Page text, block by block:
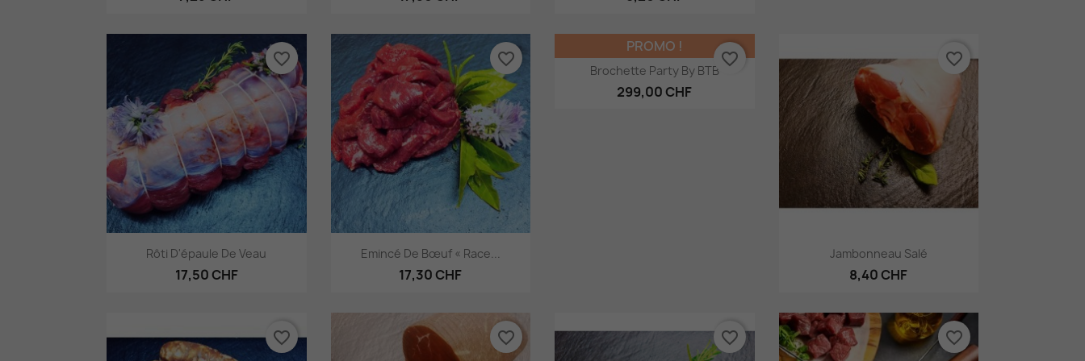
 Aperçu rapide
Rôti D'épaule De Veau
17,50 CHF
favorite_border
Aperçu rapide
Emincé De Bœuf « Race...
17,30 CHF
favorite_border Aperçu rapide
Brochette Party By BTB
299,00 CHF
PROMO !
favorite_border
Aperçu rapide
Jambonneau Salé
8,40 CHF
favorite_border
favorite_border favorite_border favorite_border favorite_border